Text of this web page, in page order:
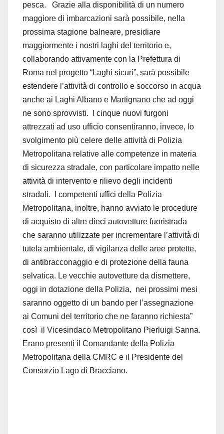
pesca. Grazie alla disponibilità di un numero
maggiore di imbarcazioni sarà possibile, nella
prossima stagione balneare, presidiare
maggiormente i nostri laghi del territorio e,
collaborando attivamente con la Prefettura di
Roma nel progetto “Laghi sicuri”, sarà possibile
estendere l’attività di controllo e soccorso in acqua
anche ai Laghi Albano e Martignano che ad oggi
ne sono sprovvisti. I cinque nuovi furgoni
attrezzati ad uso ufficio consentiranno, invece, lo
svolgimento più celere delle attività di Polizia
Metropolitana relative alle competenze in materia
di sicurezza stradale, con particolare impatto nelle
attività di intervento e rilievo degli incidenti
stradali. I competenti uffici della Polizia
Metropolitana, inoltre, hanno avviato le procedure
di acquisto di altre dieci autovetture fuoristrada
che saranno utilizzate per incrementare l’attività di
tutela ambientale, di vigilanza delle aree protette,
di antibracconaggio e di protezione della fauna
selvatica. Le vecchie autovetture da dismettere,
oggi in dotazione della Polizia, nei prossimi mesi
saranno oggetto di un bando per l’assegnazione
ai Comuni del territorio che ne faranno richiesta”
così il Vicesindaco Metropolitano Pierluigi Sanna.
Erano presenti il Comandante della Polizia
Metropolitana della CMRC e il Presidente del
Consorzio Lago di Bracciano.